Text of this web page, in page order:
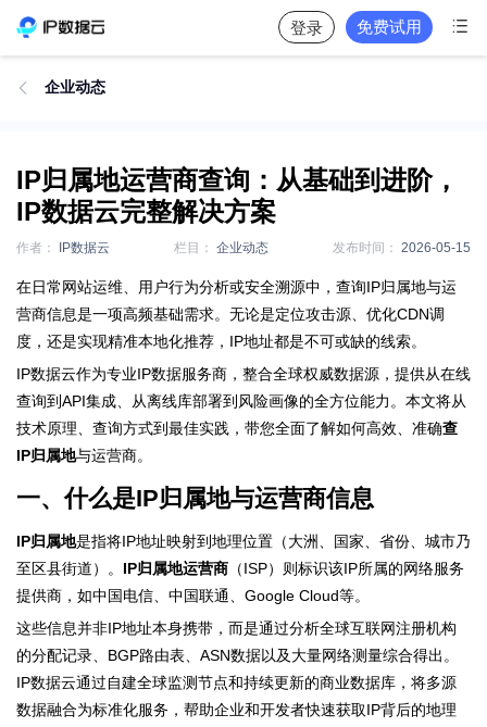
登录 免费试用 
 企业动态
IP归属地运营商查询：从基础到进阶，
IP数据云完整解决方案
作者： IP数据云 栏目： 企业动态 发布时间： 2026-05-15
在日常网站运维、用户行为分析或安全溯源中，查询IP归属地与运
营商信息是一项高频基础需求。无论是定位攻击源、优化CDN调
度，还是实现精准本地化推荐，IP地址都是不可或缺的线索。
IP数据云作为专业IP数据服务商，整合全球权威数据源，提供从在线
查询到API集成、从离线库部署到风险画像的全方位能力。本文将从
技术原理、查询方式到最佳实践，带您全面了解如何高效、准确查
IP归属地与运营商。
一、什么是IP归属地与运营商信息
IP归属地是指将IP地址映射到地理位置（大洲、国家、省份、城市乃
至区县街道）。 IP归属地运营商 （ISP）则标识该IP所属的网络服务
提供商，如中国电信、中国联通、Google Cloud等。
这些信息并非IP地址本身携带，而是通过分析全球互联网注册机构
的分配记录、BGP路由表、ASN数据以及大量网络测量综合得出。
IP数据云通过自建全球监测节点和持续更新的商业数据库，将多源
数据融合为标准化服务，帮助企业和开发者快速获取IP背后的地理